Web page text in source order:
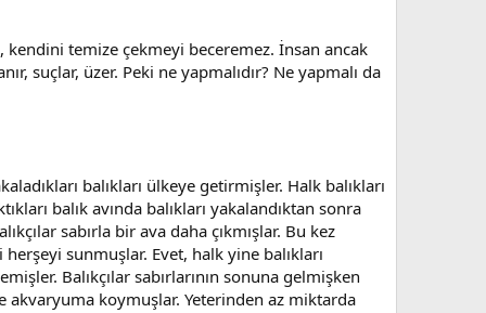
kendini temize çekmeyi beceremez. İnsan ancak
suçlar, üzer. Peki ne yapmalıdır? Ne yapmalı da
balıkları ülkeye getirmişler. Halk balıkları
balık avında balıkları yakalandıktan sonra
sabırla bir ava daha çıkmışlar. Bu kez
sunmuşlar. Evet, halk yine balıkları
Balıkçılar sabırlarının sonuna gelmişken
akvaryuma koymuşlar. Yeterinden az miktarda